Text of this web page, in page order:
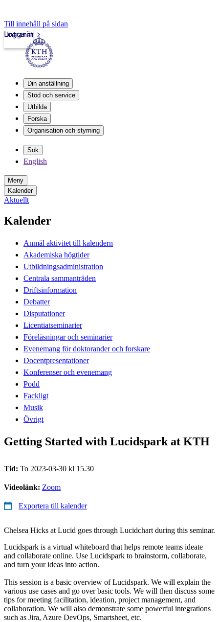
Till innehåll på sidan
Intranät
Logga in
Din anställning
Stöd och service
Utbilda
Forska
Organisation och styrning
Sök
English
Meny
Kalender
Aktuellt
Kalender
Anmäl aktivitet till kalendern
Akademiska högtider
Utbildningsadministration
Centrala sammanträden
Driftsinformation
Debatter
Disputationer
Licentiatseminarier
Föreläsningar och seminarier
Evenemang för doktorander och forskare
Docentpresentationer
Konferenser och evenemang
Podd
Fackligt
Musik
Övrigt
Getting Started with Lucidspark at KTH
Tid: To 2023-03-30 kl 15.30
Videolänk: Zoom
Exportera till kalender
Chelsea Hicks at Lucid goes through Lucidchart during this seminar.
Lucidspark is a virtual whiteboard that helps remote teams ideate
and collaborate online. Use Lucidspark to brainstorm, collaborate,
and turn your ideas into action.
This session is a basic overview of Lucidspark. We will explain the
various use cases and go over basic tools. We will then discuss some
tips for meeting facilitation, ideation, project management, and
collaboration. We will also demonstrate some powerful integrations
such as Jira, Azure DevOps, Smartsheet, etc.